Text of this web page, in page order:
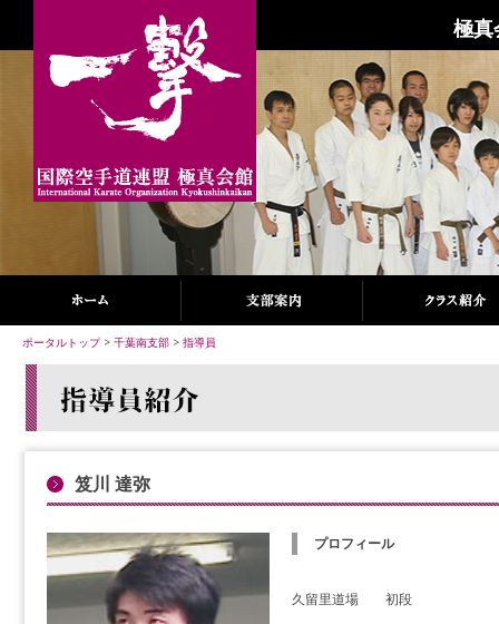
極真
ポータルトップ> 千葉南支部 > 指導員
笈川 達弥
プロフィール
久留里道場 初段